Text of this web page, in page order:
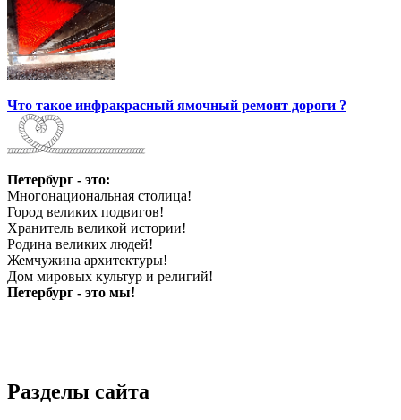
Что такое инфракрасный ямочный ремонт дороги ?
Петербург - это:
Многонациональная столица!
Город великих подвигов!
Хранитель великой истории!
Родина великих людей!
Жемчужина архитектуры!
Дом мировых культур и религий!
Петербург - это мы!
Разделы сайта